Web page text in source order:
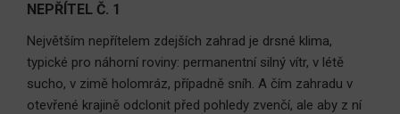
NEPŘÍTEL Č. 1
Největším nepřítelem zdejších zahrad je drsné klima,
typické pro náhorní roviny: permanentní silný vítr, v létě
sucho, v zimě holomráz, případně sníh. A čím zahradu v
otevřené krajině odclonit před pohledy zvenčí, ale aby z ní